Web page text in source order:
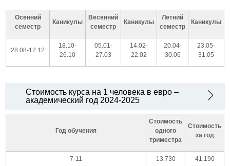
Осенний
семестр
Каникулы
Весенний
семестр
Каникулы
Летний
семестр
Каникулы
28.08-12.12
18.10-
26.10
05.01-
27.03
14.02-
22.02
20.04-
30.06
23.05-
31.05
Стоимость курса на 1 человека в евро –
академический год 2024-2025
Год обучения
Стоимость
одного
триместра
Стоимость
за год
7-11 13.730 41.190